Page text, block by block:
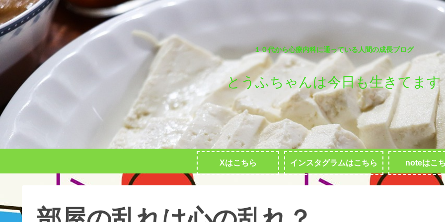
１０代から心療内科に通っている人間の成長ブログ
とうふちゃんは今日も生きてます
Xはこちら インスタグラムはこちら noteはこ